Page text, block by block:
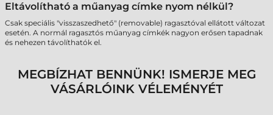
Eltávolítható a műanyag címke nyom nélkül?
Csak speciális "visszaszedhető" (removable) ragasztóval ellátott változat
esetén. A normál ragasztós műanyag címkék nagyon erősen tapadnak
és nehezen távolíthatók el.
MEGBÍZHAT BENNÜNK! ISMERJE MEG
VÁSÁRLÓINK VÉLEMÉNYÉT